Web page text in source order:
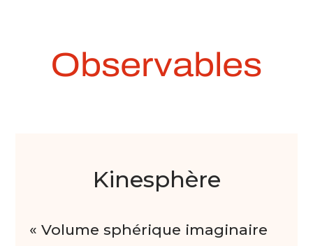
Observables
Kinesphère
« Volume sphérique imaginaire